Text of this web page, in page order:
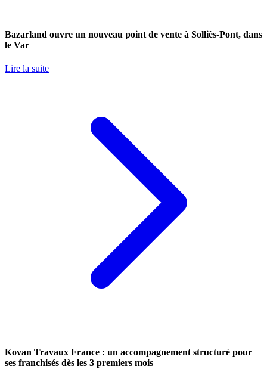
Bazarland ouvre un nouveau point de vente à Solliès-Pont, dans
le Var
Lire la suite
Kovan Travaux France : un accompagnement structuré pour
ses franchisés dès les 3 premiers mois